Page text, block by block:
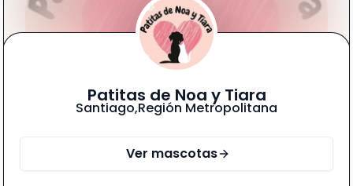
Patitas de Noa y Tiara
Santiago,Región Metropolitana
Ver mascotas